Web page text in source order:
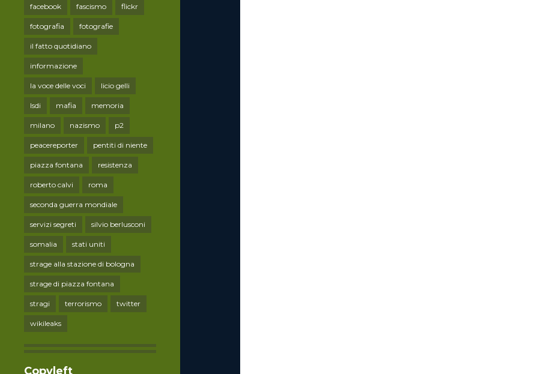
facebook fascismo flickr
fotografia fotografie
il fatto quotidiano
informazione
la voce delle voci licio gelli
lsdi mafia memoria
milano nazismo p2
peacereporter pentiti di niente
piazza fontana resistenza
roberto calvi roma
seconda guerra mondiale
servizi segreti silvio berlusconi
somalia stati uniti
strage alla stazione di bologna
strage di piazza fontana
stragi terrorismo twitter
wikileaks
Copyleft